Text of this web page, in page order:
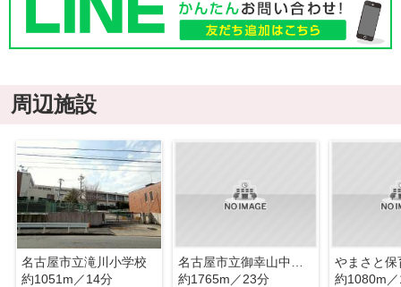
周辺施設
名古屋市立滝川小学校
約1051m／14分
約1765m／23分
やまさと保
約1080m